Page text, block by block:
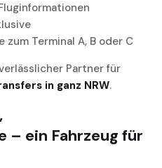
Terminal A, B oder C
Partner für
in ganz NRW.
– ein Fahrzeug für